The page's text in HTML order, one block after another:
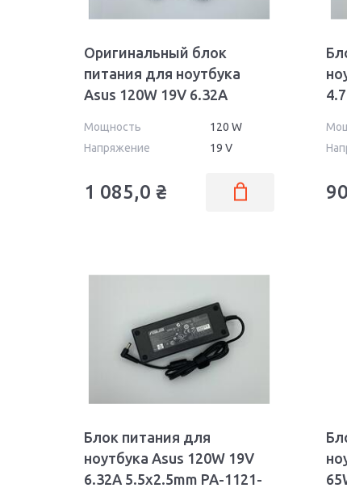
Оригинальный блок
питания для ноутбука
Asus 120W 19V 6.32A
Мощность
120 W
Напряжение
19 V
1 085,0 ₴
Блок питания для
ноутбука Asus 120W 19V
6.32A 5.5x2.5mm PA-1121-